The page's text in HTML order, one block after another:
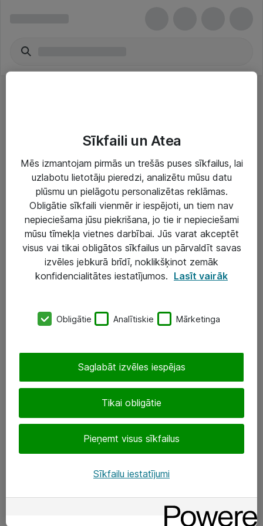
Risinājumi & Pakalpojumi
IT serviss un atbalsts
IT infrastruktūra
Darba vietu IT risinājumi
SIA „ATEA”
+(371) 67 81 90 50
eShop@atea.lv
Sekojiet mums
Sīkfaili un Atea
Mēs izmantojam pirmās un trešās puses sīkfailus, lai
uzlabotu lietotāju pieredzi, analizētu mūsu datu
plūsmu un pielāgotu personalizētas reklāmas.
Obligātie sīkfaili vienmēr ir iespējoti, un tiem nav
nepieciešama jūsu piekrišana, jo tie ir nepieciešami
mūsu tīmekļa vietnes darbībai. Jūs varat akceptēt
visus vai tikai obligātos sīkfailus un pārvaldīt savas
izvēles jebkurā brīdī, noklikšķinot zemāk
konfidencialitātes iestatījumos. Lasīt vairāk
Obligātie Analītiskie Mārketinga
Tikai obligātie
Pieņemt visus sīkfailus
Saglabāt izvēles iespējas
Sīkfailu iestatījumi